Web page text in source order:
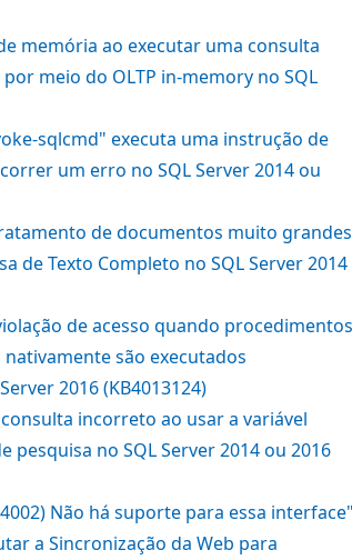
memória ao executar uma consulta
meio do OLTP in-memory no SQL
sqlcmd" executa uma instrução de
um erro no SQL Server 2014 ou
de documentos muito grandes
de Texto Completo no SQL Server 2014
de acesso quando procedimentos
são executados
2016 (KB4013124)
consulta incorreto ao usar a variável
pesquisa no SQL Server 2014 ou 2016
Não há suporte para essa interface"
a Sincronização da Web para